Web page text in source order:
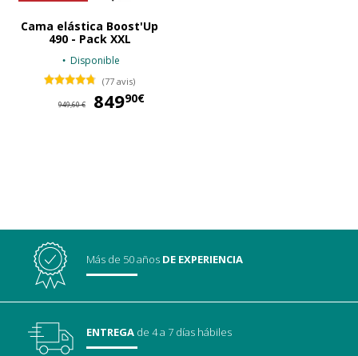
Cama elástica Boost'Up
490 - Pack XXL
Disponible
(77 avis)
949,60 € 84990€
Más de 50 años DE EXPERIENCIA
ENTREGA de 4 a 7 días hábiles